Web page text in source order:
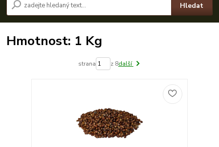
Hledat
Hmotnost: 1 Kg
strana z 8další